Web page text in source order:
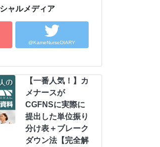
ャルメディア
@KameNurseDIARY
【一番人気！】カ
メナースが
CGFNSに実際に
提出した単位振り
分け表＋ブレーク
ダウン法【完全解